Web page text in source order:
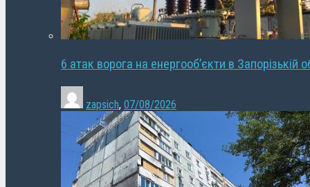
6 атак ворога на енергооб’єкти в Запорізькій
zapsich, 07/08/2026